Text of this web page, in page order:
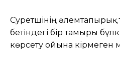
Суретшінің әлемтапырық
бетіндегі бір тамыры
көрсету ойына кірмеген